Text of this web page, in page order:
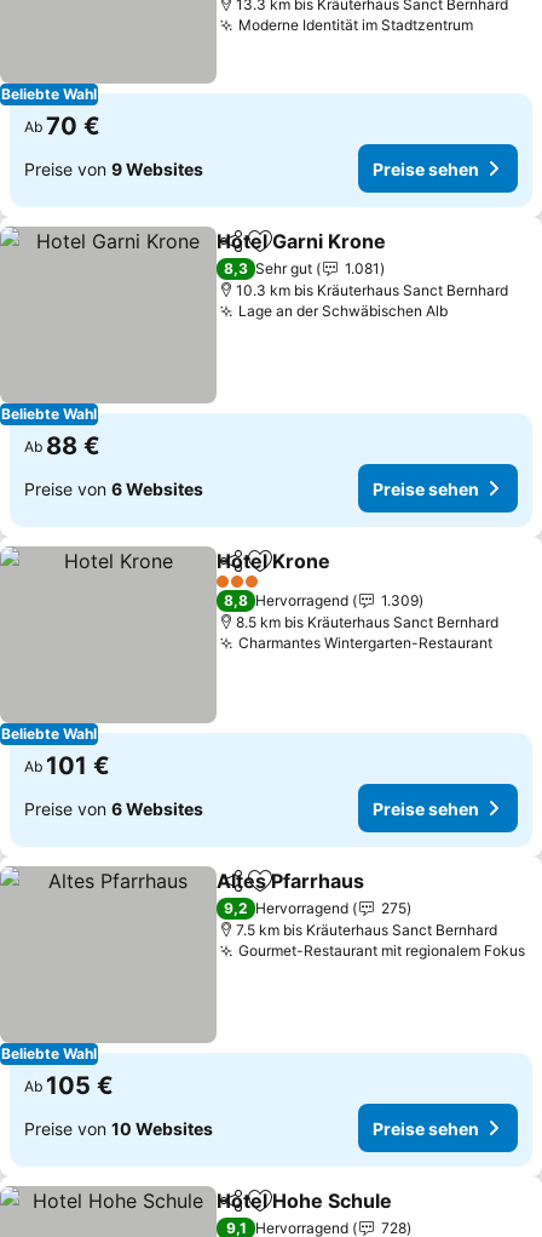
Beliebte Wahl
13.3 km bis Kräuterhaus Sanct Bernhard
Moderne Identität im StadtzentrumPreise
Ab 70 €
Preise von 9 Websites Preise sehen
Beliebte Wahl
TeilenZu Favoriten hinzufügen
Hotel Garni Krone
8,3 Sehr gut
1.081
10.3 km bis Kräuterhaus Sanct Bernhard
Lage an der Schwäbischen AlbPreise
Ab 88 €
Preise von 6 Websites Preise sehen
Beliebte Wahl
TeilenZu Favoriten hinzufügen
Hotel Krone
3 Sterne
8,8 Hervorragend
1.309
8.5 km bis Kräuterhaus Sanct Bernhard
Charmantes Wintergarten-Restaurant
Ab 101 €
Preise von 6 Websites Preise sehen
Beliebte Wahl
TeilenZu Favoriten hinzufügen
Altes Pfarrhaus
9,2 Hervorragend
275
7.5 km bis Kräuterhaus Sanct Bernhard
Gourmet-Restaurant mit regionalem Fokus
Ab 105 €
Preise von 10 Websites Preise sehen
TeilenZu Favoriten hinzufügen
Hotel Hohe Schule
9,1 Hervorragend 728